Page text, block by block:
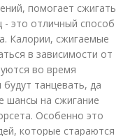
помогает сжигать
- это отличный способ
Калории, сжигаемые
в зависимости от
во время
танцевать, да
шансы на сжигание
Особенно это
которые стараются